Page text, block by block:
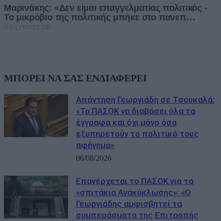
ΜΠΟΡΕΙ ΝΑ ΣΑΣ ΕΝΔΙΑΦΕΡΕΙ
Απάντηση Γεωργιάδη σε Τσουκαλά:
«Το ΠΑΣΟΚ να διαβάσει όλα τα
έγγραφα και όχι μόνο όσα
εξυπηρετούν το πολιτικό τους
αφήγημα»
06/08/2026
Επανέρχεται το ΠΑΣΟΚ για τα
«σπιτάκια Ανακύκλωσης»: «Ο
Γεωργιάδης αμφισβητεί τα
συμπεράσματα της Επιτροπής